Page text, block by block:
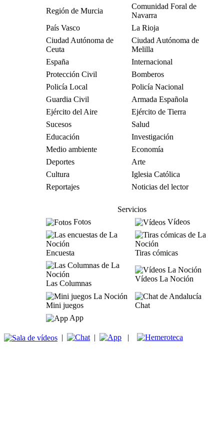
Región de Murcia
Comunidad Foral de
Navarra
País Vasco
La Rioja
Ciudad Autónoma de
Ceuta
Ciudad Autónoma de
Melilla
España
Internacional
Protección Civil
Bomberos
Policía Local
Policía Nacional
Guardia Civil
Armada Española
Ejército del Aire
Ejército de Tierra
Sucesos
Salud
Educación
Investigación
Medio ambiente
Economía
Deportes
Arte
Cultura
Iglesia Católica
Reportajes
Noticias del lector
Servicios
Fotos
Vídeos
Encuesta Tiras cómicas
Las Columnas
Vídeos La Noción
Mini juegos
Chat
App
| | |